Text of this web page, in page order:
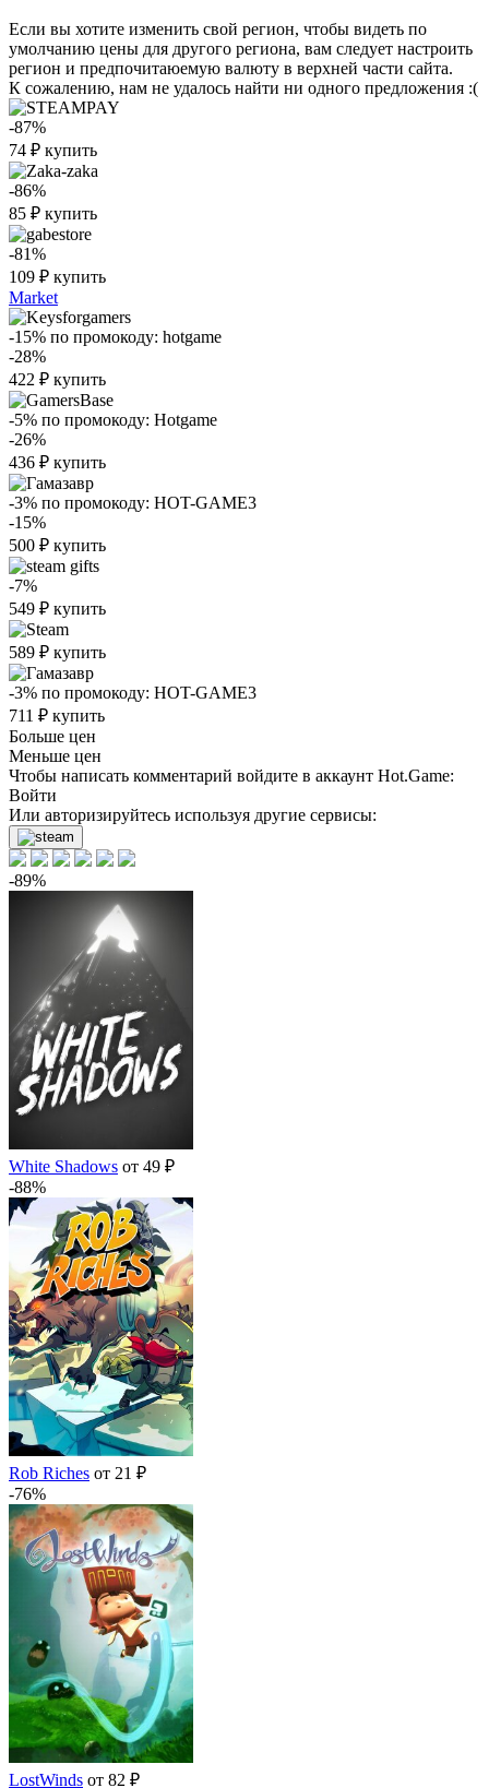
Если вы хотите изменить свой регион, чтобы видеть по
умолчанию цены для другого региона, вам следует настроить
регион и предпочитаюемую валюту в верхней части сайта.
К сожалению, нам не удалось найти ни одного предложения :(
-87%
74 ₽ купить
-86%
85 ₽ купить
-81%
109 ₽ купить
Market
-15% по промокоду: hotgame
-28%
422 ₽ купить
-5% по промокоду: Hotgame
-26%
436 ₽ купить
-3% по промокоду: HOT-GAME3
-15%
500 ₽ купить
-7%
549 ₽ купить
589 ₽ купить
-3% по промокоду: HOT-GAME3
711 ₽ купить
Больше цен
Меньше цен
Чтобы написать комментарий войдите в аккаунт Hot.Game:
Войти
Или авторизируйтесь используя другие сервисы:
-89%
White Shadows от 49 ₽
-88%
Rob Riches от 21 ₽
-76%
LostWinds от 82 ₽